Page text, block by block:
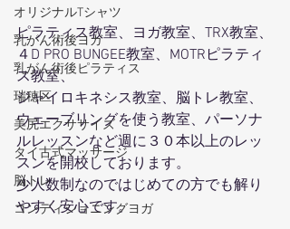
オリジナルTシャツ
乳がん術後ヨガ
乳がん術後ピラティス
瑞穂区
美尻エクササイズ
タイ古式マッサージ
脳トレ
コンディショニングヨガ
ピラティス教室、ヨガ教室、TRX教室、
４D PRO BUNGEE教室、MOTRピラティ
ス教室、
ジャイロキネシス教室、脳トレ教室、
ウェーブリングを使う教室、パーソナ
ルレッスンなど週に３０本以上のレッ
スンを開校しております。
少人数制なのではじめての方でも解り
やすく安心です。